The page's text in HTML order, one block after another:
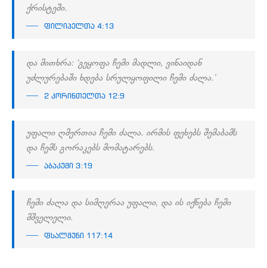
ქრისტეში.
ფილიპელთა 4:13
და მითხრა: ‘გეყოფა ჩემი მადლი, ვინაიდან
უძლურებაში ხდება სრულყოფილი ჩემი ძალა.’
2 კორინთელთა 12:9
უფალი ღმერთია ჩემი ძალა. ირმის ფეხებს შემაბამს
და ჩემს გორაკებს მომატარებს.
აბაკუმი 3:19
ჩემი ძალა და სიმღერაა უფალი, და ის იქნება ჩემი
მშველელი.
ფსალმუნი 117:14